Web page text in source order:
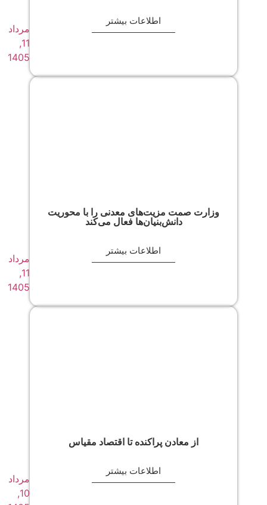
اطلاعات بیشتر
مرداد
11,
1405
وزارت صمت مزیت‌های معدنی را با محوریت
دانش‌بنیان‌ها فعال می‌کند
اطلاعات بیشتر
مرداد
11,
1405
از معادن پراکنده تا اقتصاد مقیاس
اطلاعات بیشتر
مرداد
10,